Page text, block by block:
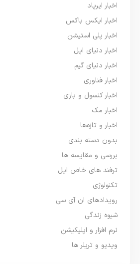
اخبار ایرپاد
اخبار ایکس باکس
اخبار پلی استیشن
اخبار دنیای اپل
اخبار دنیای گیم
اخبار فناوری
اخبار کنسول و بازی
اخبار مک
اخبار و تازه‌ها
بدون دسته بندی
بررسی و مقایسه ها
ترفند های خاص اپل
تکنولوژی
رویدادهای ان آی سی
شیوه زندگی
نرم افزار و اپلیکیشن
ویدیو و تریلر ها